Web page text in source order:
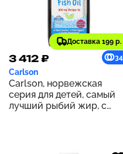
Доставка 199 р.
3 412 ₽
Carlson
Carlson, норвежская
серия для детей, самый
лучший рыбий жир, с